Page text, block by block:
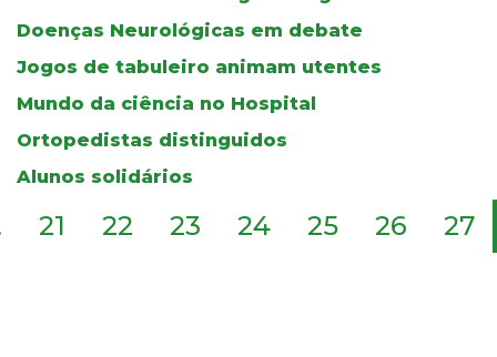
Doenças Neurológicas em debate
Jogos de tabuleiro animam utentes
Mundo da ciência no Hospital
Ortopedistas distinguidos
Alunos solidários
21 22 23 24 25 26 27